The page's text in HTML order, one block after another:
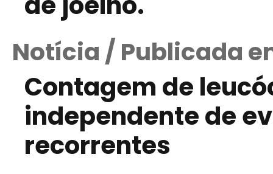
Notícia / Publicada
Contagem de
independente de
recorrentes